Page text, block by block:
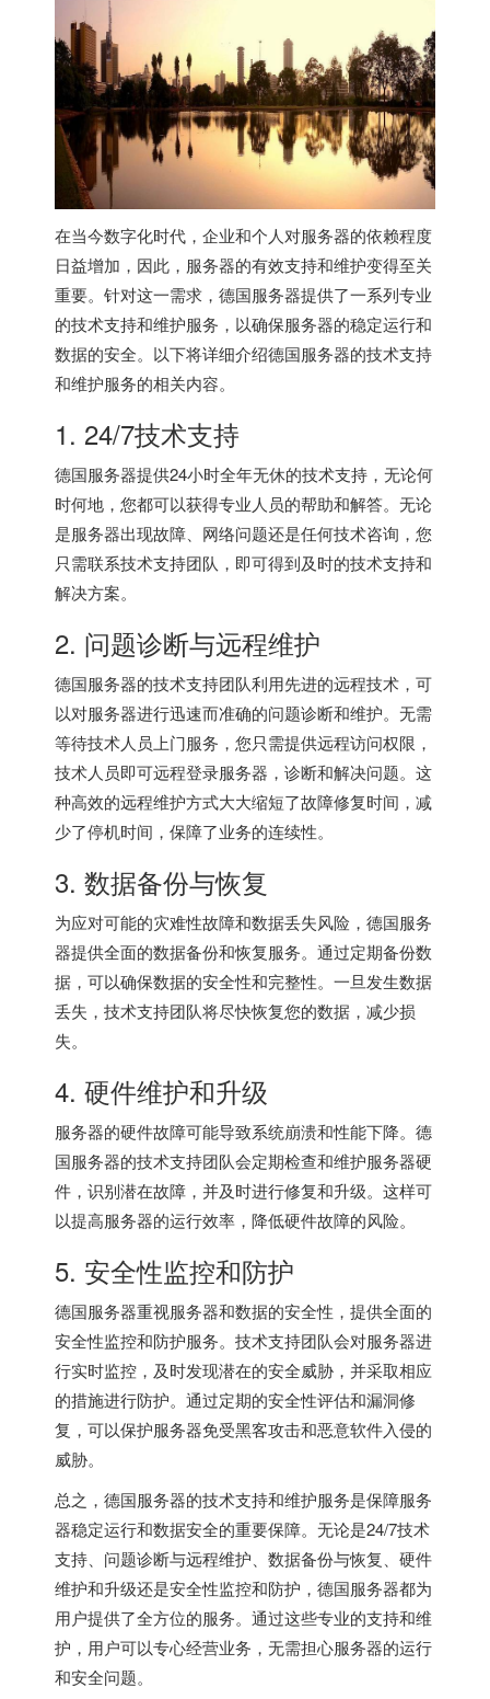
在当今数字化时代，企业和个人对服务器的依赖程度
日益增加，因此，服务器的有效支持和维护变得至关
重要。针对这一需求， 德国服务器提供了一系列专业
的技术支持和维护服务，以确保服务器的稳定运行和
数据的安全。以下将详细介绍德国服务器的技术支持
和维护服务的相关内容。
1. 24/7技术支持
德国服务器提供24小时全年无休的技术支持，无论何
时何地，您都可以获得专业人员的帮助和解答。无论
是服务器出现故障、网络问题还是任何技术咨询，您
只需联系技术支持团队，即可得到及时的技术支持和
解决方案。
2. 问题诊断与远程维护
德国服务器的技术支持团队利用先进的远程技术，可
以对服务器进行迅速而准确的问题诊断和维护。无需
等待技术人员上门服务，您只需提供远程访问权限，
技术人员即可远程登录服务器，诊断和解决问题。这
种高效的远程维护方式大大缩短了故障修复时间，减
少了停机时间，保障了业务的连续性。
3. 数据备份与恢复
为应对可能的灾难性故障和数据丢失风险，德国服务
器提供全面的数据备份和恢复服务。通过定期备份数
据，可以确保数据的安全性和完整性。一旦发生数据
丢失，技术支持团队将尽快恢复您的数据，减少损
失。
4. 硬件维护和升级
服务器的硬件故障可能导致系统崩溃和性能下降。德
国服务器的技术支持团队会定期检查和维护服务器硬
件，识别潜在故障，并及时进行修复和升级。这样可
以提高服务器的运行效率，降低硬件故障的风险。
5. 安全性监控和防护
德国服务器重视服务器和数据的安全性，提供全面的
安全性监控和防护服务。技术支持团队会对服务器进
行实时监控，及时发现潜在的安全威胁，并采取相应
的措施进行防护。通过定期的安全性评估和漏洞修
复，可以保护服务器免受黑客攻击和恶意软件入侵的
威胁。
总之，德国服务器的技术支持和维护服务是保障服务
器稳定运行和数据安全的重要保障。无论是24/7技术
支持、问题诊断与远程维护、数据备份与恢复、硬件
维护和升级还是安全性监控和防护，德国服务器都为
用户提供了全方位的服务。通过这些专业的支持和维
护，用户可以专心经营业务，无需担心服务器的运行
和安全问题。